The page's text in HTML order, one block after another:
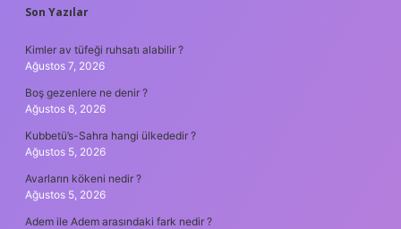
SIDEBAR
Son Yazılar
Kimler av tüfeği ruhsatı alabilir ?
Ağustos 7, 2026
Boş gezenlere ne denir ?
Ağustos 6, 2026
Kubbetü’s-Sahra hangi ülkededir ?
Ağustos 5, 2026
Avarların kökeni nedir ?
Ağustos 5, 2026
Adem ile Adem arasındaki fark nedir ?